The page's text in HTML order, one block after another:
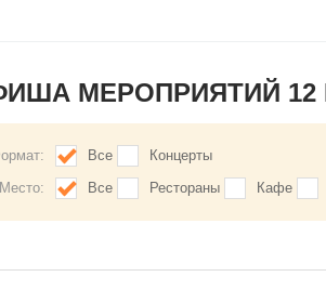
МЕРОПРИЯТИЙ
Все
Концерты
Место:
Все Рестораны Кафе